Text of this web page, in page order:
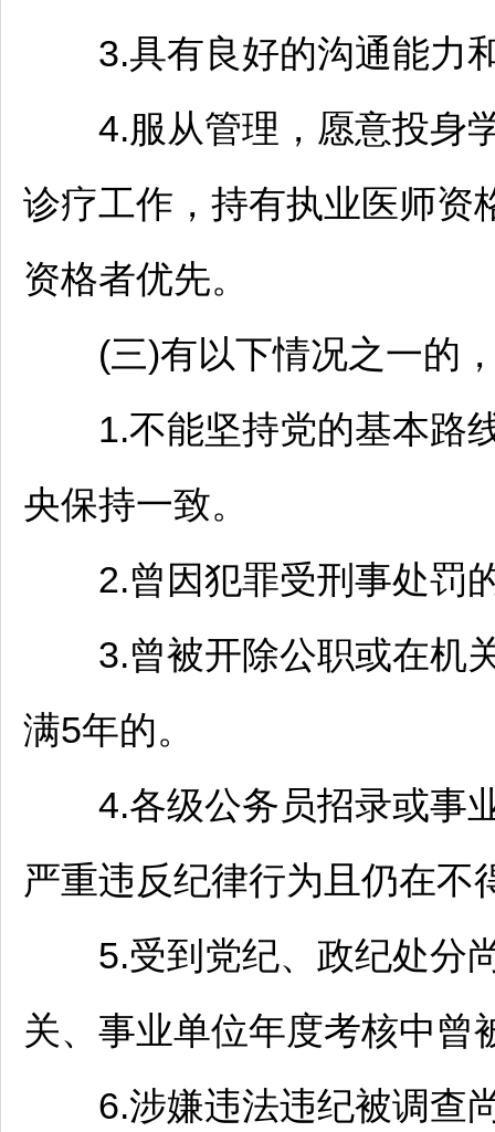
3.具有良好的沟通能力和
4.服从管理，愿意投身学
诊疗工作，持有执业医师资
资格者优先。
(三)有以下情况之一的，
1.不能坚持党的基本路线
央保持一致。
2.曾因犯罪受刑事处罚
3.曾被开除公职或在机
满5年的。
4.各级公务员招录或事
严重违反纪律行为且仍在不
5.受到党纪、政纪处分尚
关、 事业单位年度考核中曾
6.涉嫌违法违纪被调查